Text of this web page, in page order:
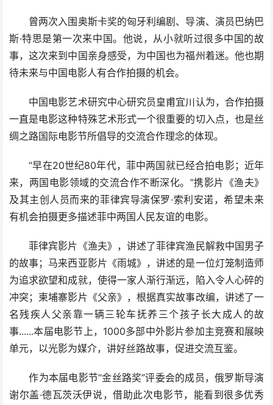
曾两次入围奥斯卡奖的匈牙利编剧、导演、演员巴纳巴
斯·特思是第一次来中国。他说，从小就听过很多中国的故
事，这次来到中国亲身感受，为中国也为福州着迷。他也期
待未来与中国电影人有合作拍摄的机会。
中国电影艺术研究中心研究员皇甫宜川认为，合作拍摄
一直是电影这种特殊艺术形式一个很重要的切入点，也是丝
绸之路国际电影节所倡导的交流合作理念的体现。
“早在20世纪80年代，菲中两国就已经合拍电影；近年
来，两国电影领域的交流合作不断深化。”携影片《渔夫》
及其主创人员而来的菲律宾导演保罗·索利安诺，希望未来
有机会拍摄更多描述菲中两国人民友谊的电影。
菲律宾影片《渔夫》，讲述了菲律宾渔民解救中国男子
的故事；马来西亚影片《雨城》，讲述的是一位灯笼制造师
为追求欲望和成就，使得一家人渐行渐远，陷入令人心碎的
冲突；柬埔寨影片《父亲》，根据真实故事改编，讲述了一
名残疾人父亲靠一辆三轮车抚养三个孩子长大成人的故
事......本届电影节上，1000多部中外影片参加主竞赛和展映
单元，以光影为媒介，讲好丝路故事，促进交流互鉴。
作为本届电影节“金丝路奖”评委会的成员，俄罗斯导演
谢尔盖·德瓦茨沃伊说，借助此次电影节，能看到很多优秀